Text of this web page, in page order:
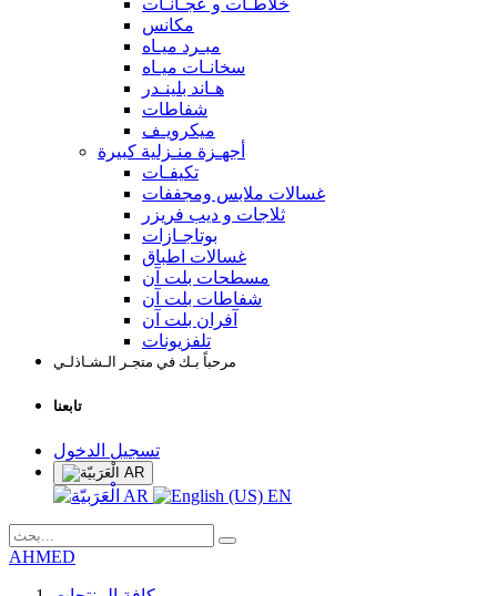
مكانس
مبـرد ميـاه
سخانـات ميـاه
هـاند بلينـدر
شفاطات
ميكرويـف
أجهـزة منـزلية كبيرة
تكيفـات
غسالات ملابس ومجففات
ثلاجات و ديب فريزر
بوتاجـازات
غسالات اطباق
مسطحات بلت آن
شفاطات بلت آن
آفران بلت آن
تلفزيونات
مرحباً بـك في متجـر الـشـاذلـي
تابعنا
تسجيل الدخول
AR
AR EN
AHMED